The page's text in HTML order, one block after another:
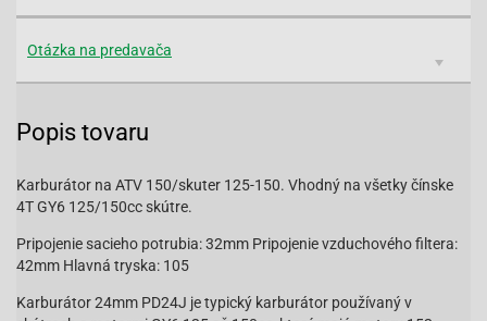
Otázka na predavača
Popis tovaru
Karburátor na ATV 150/skuter 125-150. Vhodný na všetky čínske
4T GY6 125/150cc skútre.
Pripojenie sacieho potrubia: 32mm Pripojenie vzduchového filtera:
42mm Hlavná tryska: 105
Karburátor 24mm PD24J je typický karburátor používaný v